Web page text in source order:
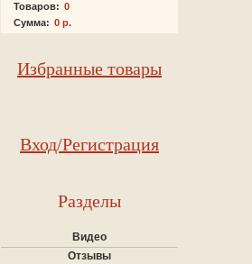
Товаров: 0
Сумма: 0 р.
Избранные товары
Вход/Регистрация
Разделы
Видео
Отзывы